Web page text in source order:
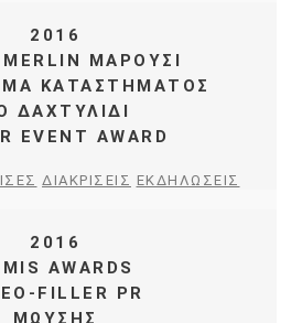
2016
MERLIN ΜΑΡΟΥΣΙ
ΚΑΤΑΣΤΗΜΑΤΟΣ
ΔΑΧΤΥΛΙΔΙ
EVENT AWARD
ΔΙΑΚΡΙΣΕΙΣ ΕΚΔΗΛΩΣΕΙΣ
2016
AWARDS
FILLER PR
ΜΩΥΣΗΣ